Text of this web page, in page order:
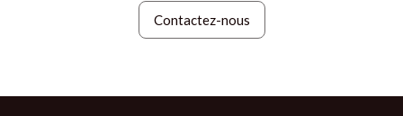
Contactez-nous